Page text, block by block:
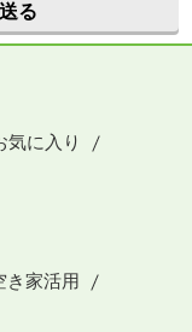
る
気に入り
き家活用